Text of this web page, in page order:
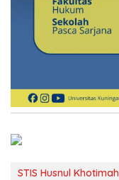
STIS Husnul Khotimah